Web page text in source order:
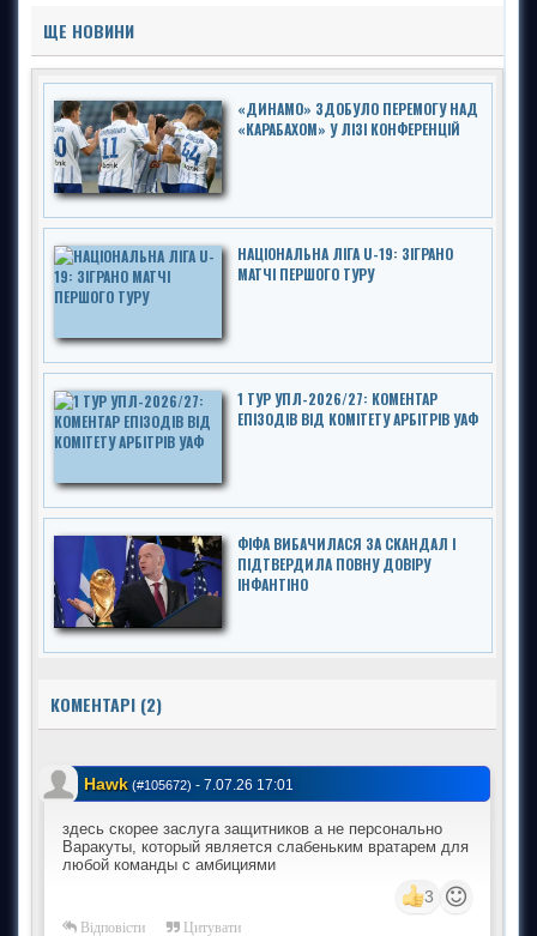
ЩЕ НОВИНИ
«ДИНАМО» ЗДОБУЛО ПЕРЕМОГУ НАД
«КАРАБАХОМ» У ЛІЗІ КОНФЕРЕНЦІЙ
НАЦІОНАЛЬНА ЛІГА U-19: ЗІГРАНО
МАТЧІ ПЕРШОГО ТУРУ
1 ТУР УПЛ-2026/27: КОМЕНТАР
ЕПІЗОДІВ ВІД КОМІТЕТУ АРБІТРІВ УАФ
ФІФА ВИБАЧИЛАСЯ ЗА СКАНДАЛ І
ПІДТВЕРДИЛА ПОВНУ ДОВІРУ
ІНФАНТІНО
КОМЕНТАРІ (2)
Hawk (#105672) - 7.07.26 17:01
здесь скорее заслуга защитников а не персонально
Варакуты, который является слабеньким вратарем для
любой команды с амбициями
3
Відповісти Цитувати